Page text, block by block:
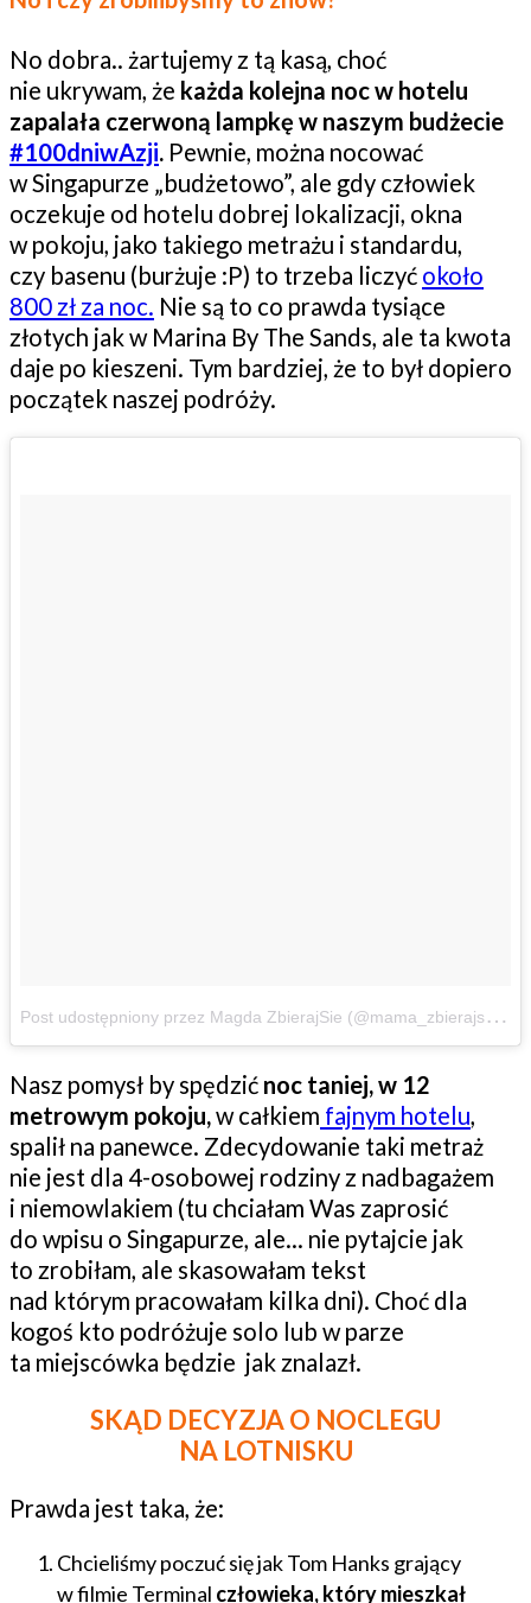
No dobra.. żartujemy z tą kasą, choć
nie ukrywam, że każda kolejna noc w hotelu
zapalała czerwoną lampkę w naszym budżecie
#100dniwAzji. Pewnie, można nocować
w Singapurze „budżetowo”, ale gdy człowiek
oczekuje od hotelu dobrej lokalizacji, okna
w pokoju, jako takiego metrażu i standardu,
czy basenu (burżuje :P) to trzeba liczyć około
800 zł za noc. Nie są to co prawda tysiące
złotych jak w Marina By The Sands, ale ta kwota
daje po kieszeni. Tym bardziej, że to był dopiero
początek naszej podróży.
P
ost udostępniony przez Magda ZbierajSie (@mama_zbierajsie)
Nasz pomysł by spędzić noc taniej, w 12
metrowym pokoju,w całkiem fajnym hotelu,
spalił na panewce. Zdecydowanie taki metraż
nie jest dla 4-osobowej rodziny z nadbagażem
i niemowlakiem (tu chciałam Was zaprosić
do wpisu o Singapurze, ale… nie pytajcie jak
to zrobiłam, ale skasowałam tekst
nad którym pracowałam kilka dni). Choć dla
kogoś kto podróżuje solo lub w parze
ta miejscówka będzie jak znalazł.
SKĄD DECYZJA O NOCLEGU
NA LOTNISKU
Prawda jest taka, że:
Chcieliśmy poczuć się jak Tom Hanks grający
w filmie Terminal człowieka, który mieszkał